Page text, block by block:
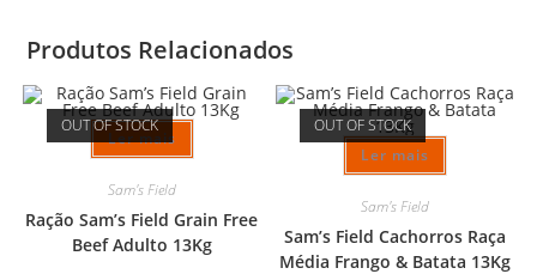
Produtos Relacionados
OUT OF STOCK
Ler mais
Sam's Field
Ração Sam’s Field Grain Free
Beef Adulto 13Kg
OUT OF STOCK
Ler mais
Sam's Field
Sam’s Field Cachorros Raça
Média Frango & Batata 13Kg